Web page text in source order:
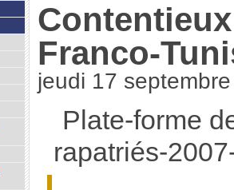
Franco-
jeudi 17
Plate-forme
rapatriés-